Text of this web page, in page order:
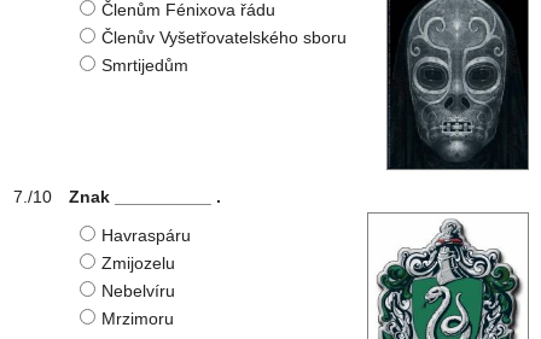
Členům Fénixova řádu
Členův Vyšetřovatelského sboru
Smrtijedům
Znak __________ .
Havraspáru
Zmijozelu
Nebelvíru
Mrzimoru